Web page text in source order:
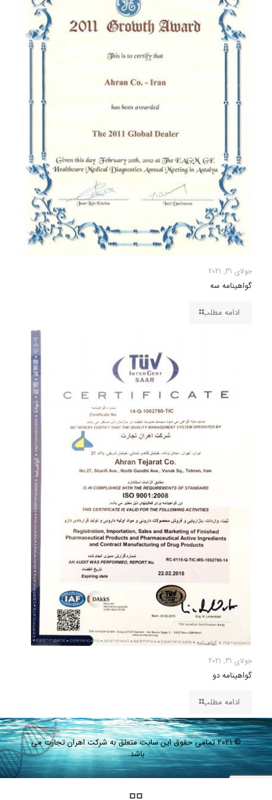
جولای 31, 2021
گواهینامه سه
ادامه مطلب
جولای 31, 2021
گواهینامه دو
ادامه مطلب
© 2021 تمامی حقوق این سایت متعلق به شرکت اهران تجارت می
باشد.